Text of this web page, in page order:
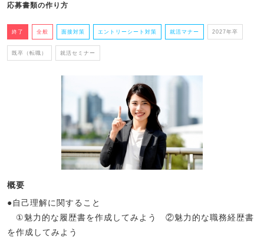
応募書類の作り方
終了 全般 面接対策 エントリーシート対策 就活マナー 2027年卒
既卒（転職） 就活セミナー
概要
●自己理解に関すること
①魅力的な履歴書を作成してみよう ②魅力的な職務経歴書
を作成してみよう